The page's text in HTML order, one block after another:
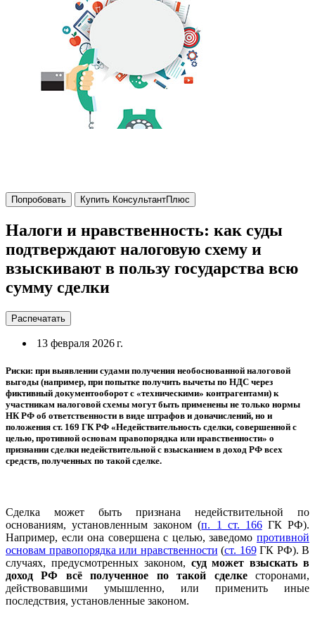
Попробовать Купить КонсультантПлюс
Налоги и нравственность: как суды
подтверждают налоговую схему и
взыскивают в пользу государства всю
сумму сделки
Распечатать
13 февраля 2026 г.
Риски: при выявлении судами получения необоснованной налоговой
выгоды (например, при попытке получить вычеты по НДС через
фиктивный документооборот с «техническими» контрагентами) к
участникам налоговой схемы могут быть применены не только нормы
НК РФ об ответственности в виде штрафов и доначислений, но и
положения ст. 169 ГК РФ «Недействительность сделки, совершенной с
целью, противной основам правопорядка или нравственности» о
признании сделки недействительной с взысканием в доход РФ всех
средств, полученных по такой сделке.
Сделка может быть признана недействительной по
основаниям, установленным законом (п. 1 ст. 166ГК РФ).
Например, если она совершена с целью, заведомо противной
основам правопорядка или нравственности (ст. 169ГК РФ). В
случаях, предусмотренных законом, суд может взыскать в
доход РФ всё полученное по такой сделкесторонами,
действовавшими умышленно, или применить иные
последствия, установленные законом.